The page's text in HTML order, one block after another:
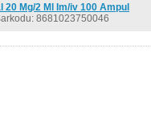
20 Mg/2 Ml Im/iv 100 Ampul
8681023750046